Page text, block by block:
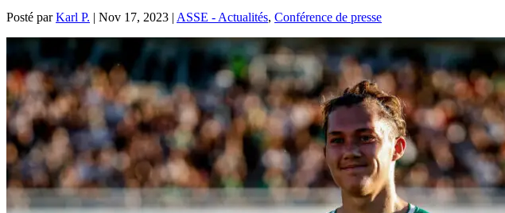
Posté parKarl P. | Nov 17, 2023 | ASSE - Actualités, Conférence de presse